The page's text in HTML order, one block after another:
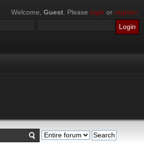
Welcome, Guest . Please login or register.